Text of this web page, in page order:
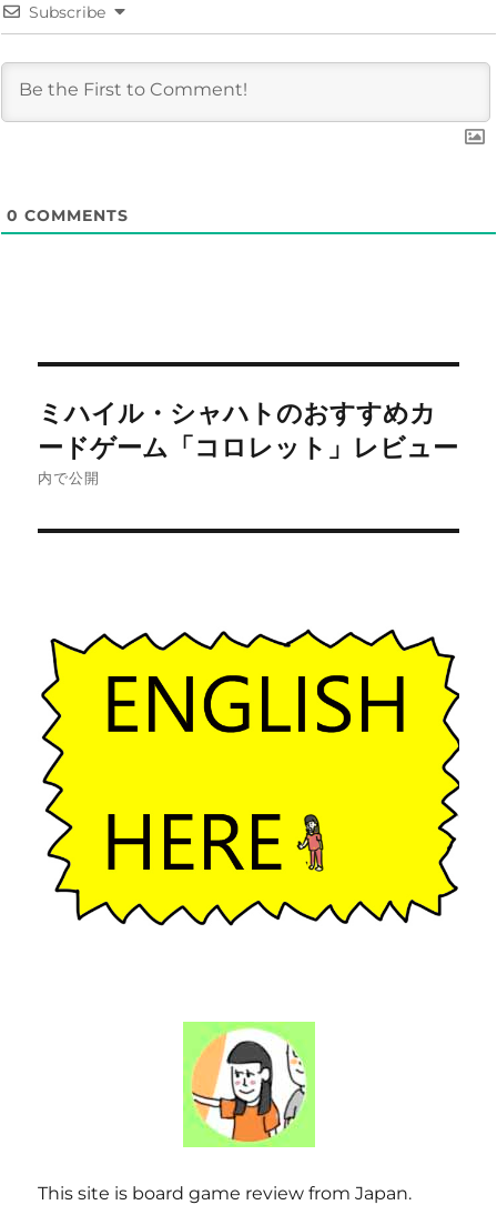
Subscribe
0 COMMENTS
稿
ナ
ビ
シ
ョ
ン
ミハイル・シャハトのおすすめカ
ードゲーム「コロレット」レビュー
内で公開
This site is board game review from Japan.